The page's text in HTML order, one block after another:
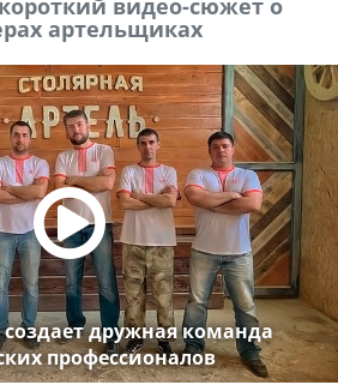
артельщиках
дружная команда
профессионалов